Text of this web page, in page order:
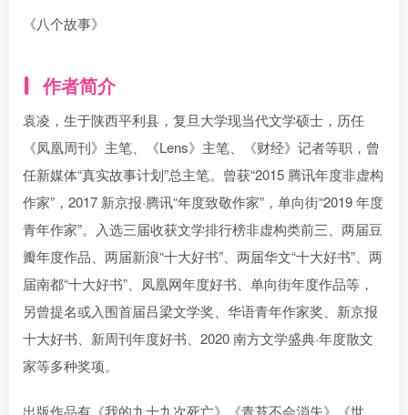
《八个故事》
作者简介
袁凌，生于陕西平利县，复旦大学现当代文学硕士，历任
《凤凰周刊》主笔、《Lens》主笔、《财经》记者等职，曾
任新媒体“真实故事计划”总主笔。曾获“2015 腾讯年度非虚构
作家”，2017 新京报·腾讯“年度致敬作家”，单向街“2019 年度
青年作家”。入选三届收获文学排行榜非虚构类前三、两届豆
瓣年度作品、两届新浪“十大好书”、两届华文“十大好书”、两
届南都“十大好书”、凤凰网年度好书、单向街年度作品等，
另曾提名或入围首届吕梁文学奖、华语青年作家奖、新京报
十大好书、新周刊年度好书、2020 南方文学盛典·年度散文
家等多种奖项。
出版作品有《我的九十九次死亡》《青苔不会消失》《世